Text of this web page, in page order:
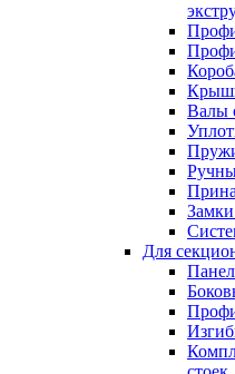
Валы
Для